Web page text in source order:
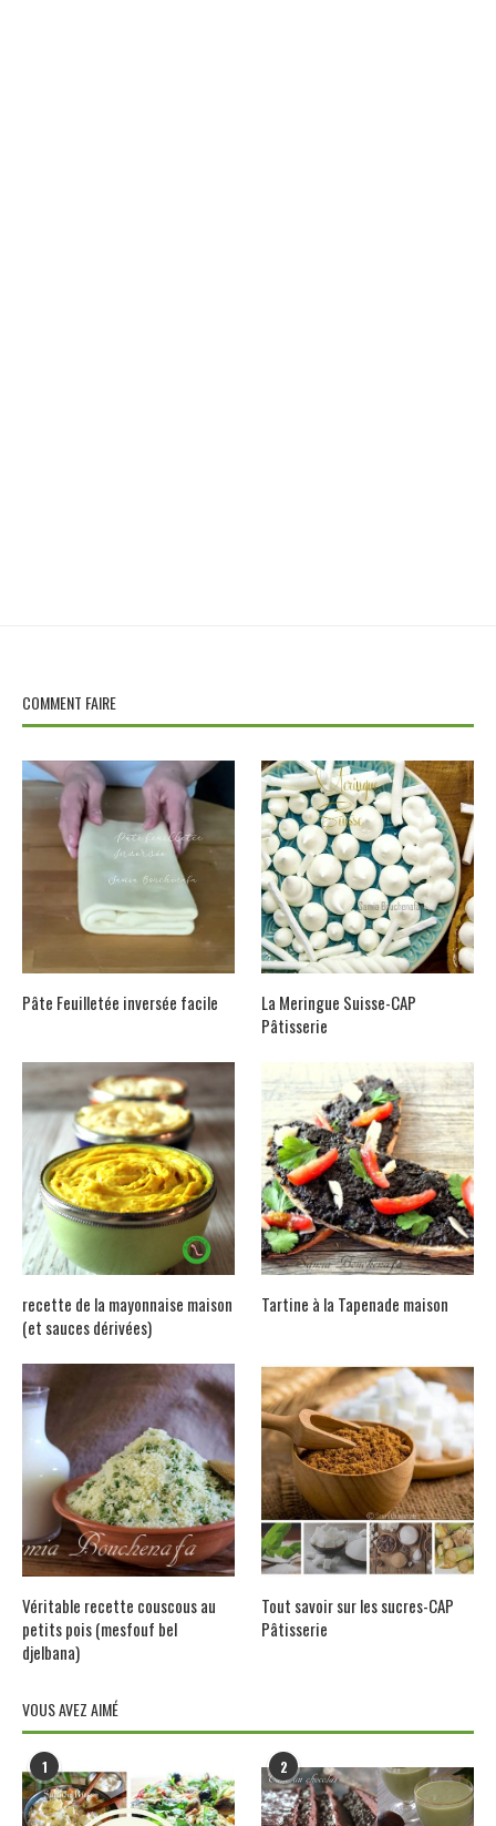
COMMENT FAIRE
Pâte Feuilletée inversée facile
La Meringue Suisse-CAP
Pâtisserie
recette de la mayonnaise maison
(et sauces dérivées)
Tartine à la Tapenade maison
Véritable recette couscous au
petits pois (mesfouf bel
djelbana)
Tout savoir sur les sucres-CAP
Pâtisserie
VOUS AVEZ AIMÉ
1 2